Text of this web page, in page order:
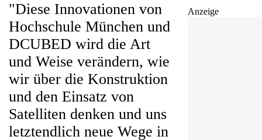
Anzeige
"Diese Innovationen von
Hochschule München und
DCUBED wird die Art
und Weise verändern, wie
wir über die Konstruktion
und den Einsatz von
Satelliten denken und uns
letztendlich neue Wege in